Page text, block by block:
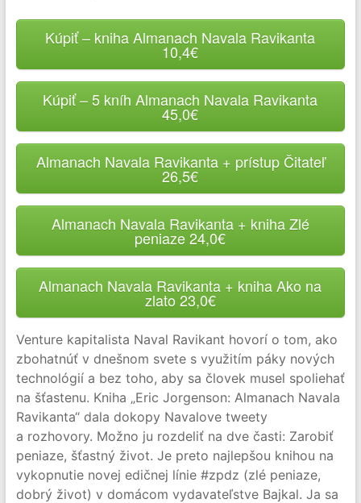
Kúpiť – kniha Almanach Navala Ravikanta
10,4€
Kúpiť – 5 kníh Almanach Navala Ravikanta
45,0€
Almanach Navala Ravikanta + prístup Čitateľ
26,5€
Almanach Navala Ravikanta + kniha Zlé
peniaze 24,0€
Almanach Navala Ravikanta + kniha Ako na
zlato 23,0€
Venture kapitalista Naval Ravikant hovorí o tom, ako
zbohatnúť v dnešnom svete s využitím páky nových
technológií a bez toho, aby sa človek musel spoliehať
na šťastenu. Kniha „Eric Jorgenson: Almanach Navala
Ravikanta“ dala dokopy Navalove tweety
a rozhovory. Možno ju rozdeliť na dve časti: Zarobiť
peniaze, šťastný život. Je preto najlepšou knihou na
vykopnutie novej edičnej línie #zpdz (zlé peniaze,
dobrý život) v domácom vydavateľstve Bajkal. Ja sa